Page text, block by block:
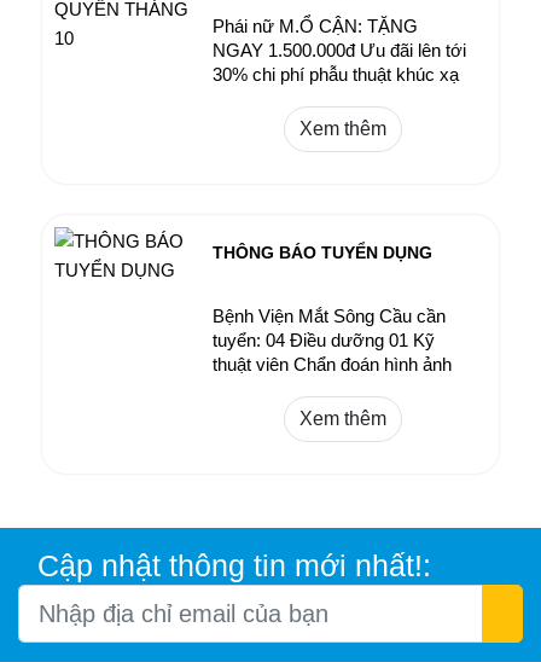
Phái nữ M.Ổ CẬN: TẶNG
NGAY 1.500.000đ Ưu đãi lên tới
30% chi phí phẫu thuật khúc xạ
Xem thêm
THÔNG BÁO TUYỂN DỤNG
Bệnh Viện Mắt Sông Cầu cần
tuyển: 04 Điều dưỡng 01 Kỹ
thuật viên Chẩn đoán hình ảnh
Xem thêm
Cập nhật thông tin mới nhất!: